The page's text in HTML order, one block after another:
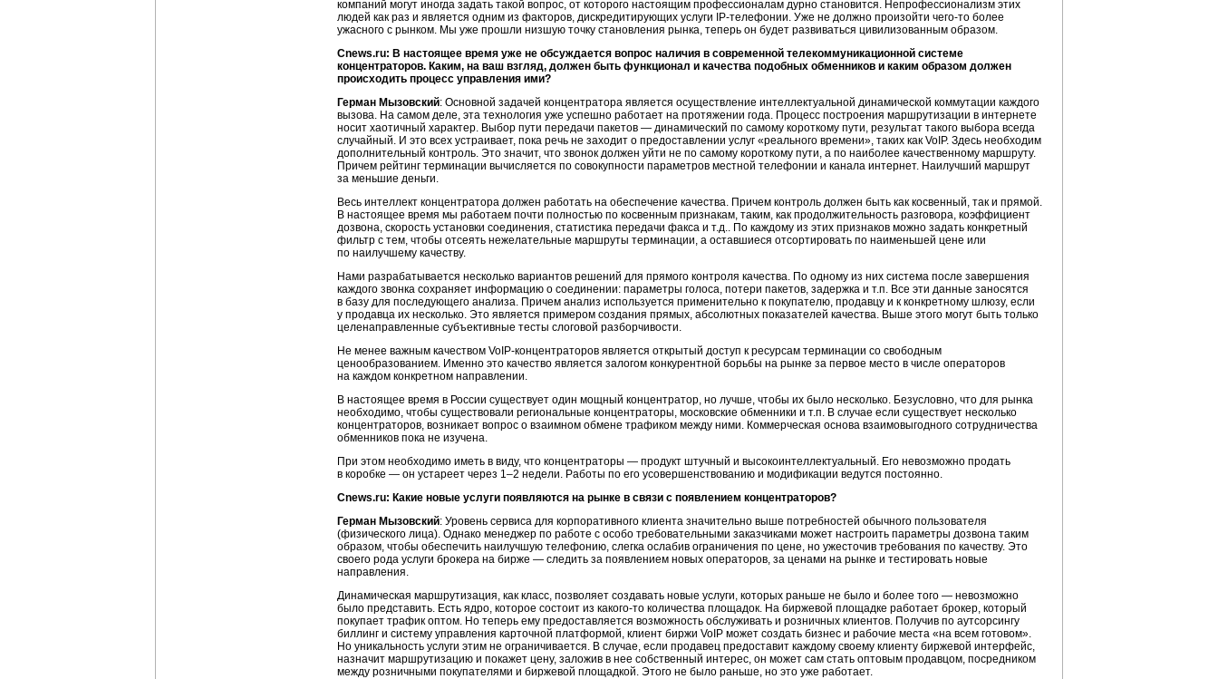
компаний могут иногда задать такой вопрос, от которого настоящим профессионалам дурно становится. Непрофессионализм этих
людей как раз и является одним из факторов, дискредитирующих услуги
IP-телефонии. Уже не должно произойти чего-то более
ужасного с рынком. Мы уже прошли низшую точку становления рынка, теперь он будет развиваться цивилизованным образом.
Cnews.ru: В настоящее время уже не обсуждается вопрос наличия в современной телекоммуникационной системе
концентраторов. Каким, на ваш взгляд, должен быть функционал и качества подобных обменников и каким образом должен
происходить процесс управления ими?
Герман Мызовский: Основной задачей концентратора является осуществление интеллектуальной динамической коммутации каждого
вызова. На самом деле, эта технология уже успешно работает на протяжении года. Процесс построения маршрутизации в интернете
носит хаотичный характер. Выбор пути передачи пакетов — динамический по самому короткому пути, результат такого выбора всегда
случайный. И это всех устраивает, пока речь не заходит о предоставлении услуг «реального времени», таких как VoIP. Здесь необходим
дополнительный контроль. Это значит, что звонок должен уйти не по самому короткому пути, а по наиболее качественному маршруту.
Причем рейтинг терминации вычисляется по совокупности параметров местной телефонии и канала интернет. Наилучший маршрут
за меньшие деньги.
Весь интеллект концентратора должен работать на обеспечение качества. Причем контроль должен быть как косвенный, так и прямой.
В настоящее время мы работаем почти полностью по косвенным признакам, таким, как продолжительность разговора, коэффициент
дозвона, скорость установки соединения, статистика передачи факса и т.д.. По каждому из этих признаков можно задать конкретный
фильтр с тем, чтобы отсеять нежелательные маршруты терминации, а оставшиеся отсортировать по наименьшей цене или
по наилучшему качеству.
Нами разрабатывается несколько вариантов решений для прямого контроля качества. По одному из них система после завершения
каждого звонка сохраняет информацию о соединении: параметры голоса, потери пакетов, задержка и т.п. Все эти данные заносятся
в базу для последующего анализа. Причем анализ используется применительно к покупателю, продавцу и к конкретному шлюзу, если
у продавца их несколько. Это является примером создания прямых, абсолютных показателей качества. Выше этого могут быть только
целенаправленные субъективные тесты слоговой разборчивости.
Не менее важным качеством VoIP-концентраторов является открытый доступ к ресурсам терминации со свободным
ценообразованием. Именно это качество является залогом конкурентной борьбы на рынке за первое место в числе операторов
на каждом конкретном направлении.
В настоящее время в России существует один мощный концентратор, но лучше, чтобы их было несколько. Безусловно, что для рынка
необходимо, чтобы существовали региональные концентраторы, московские обменники и т.п. В случае если существует несколько
концентраторов, возникает вопрос о взаимном обмене трафиком между ними. Коммерческая основа взаимовыгодного сотрудничества
обменников пока не изучена.
При этом необходимо иметь в виду, что концентраторы — продукт штучный и высокоинтеллектуальный. Его невозможно продать
в коробке — он устареет через 1–2 недели. Работы по его усовершенствованию и модификации ведутся постоянно.
Cnews.ru: Какие новые услуги появляются на рынке в связи с появлением концентраторов?
Герман Мызовский: Уровень сервиса для корпоративного клиента значительно выше потребностей обычного пользователя
(физического лица). Однако менеджер по работе с особо требовательными заказчиками может настроить параметры дозвона таким
образом, чтобы обеспечить наилучшую телефонию, слегка ослабив ограничения по цене, но ужесточив требования по качеству. Это
своего рода услуги брокера на бирже — следить за появлением новых операторов, за ценами на рынке и тестировать новые
направления.
Динамическая маршрутизация, как класс, позволяет создавать новые услуги, которых раньше не было и более того — невозможно
было представить. Есть ядро, которое состоит из какого-то количества площадок. На биржевой площадке работает брокер, который
покупает трафик оптом. Но теперь ему предоставляется возможность обслуживать и розничных клиентов. Получив по аутсорсингу
биллинг и систему управления карточной платформой, клиент биржи VoIP может создать бизнес и рабочие места «на всем готовом».
Но уникальность услуги этим не ограничивается. В случае, если продавец предоставит каждому своему клиенту биржевой интерфейс,
назначит маршрутизацию и покажет цену, заложив в нее собственный интерес, он может сам стать оптовым продавцом, посредником
между розничными покупателями и биржевой площадкой. Этого не было раньше, но это уже работает.